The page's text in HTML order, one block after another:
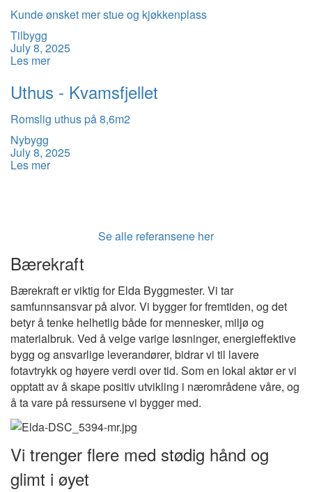
Kunde ønsket mer stue og kjøkkenplass
Tilbygg
July 8, 2025
Les mer
Uthus - Kvamsfjellet
Romslig uthus på 8,6m2
Nybygg
July 8, 2025
Les mer
Se alle referansene her
Bærekraft
Bærekraft er viktig for Elda Byggmester. Vi tar
samfunnsansvar på alvor. Vi bygger for fremtiden, og det
betyr å tenke helhetlig både for mennesker, miljø og
materialbruk. Ved å velge varige løsninger, energieffektive
bygg og ansvarlige leverandører, bidrar vi til lavere
fotavtrykk og høyere verdi over tid. Som en lokal aktør er vi
opptatt av å skape positiv utvikling i nærområdene våre, og
å ta vare på ressursene vi bygger med.
Vi trenger flere med stødig hånd og
glimt i øyet